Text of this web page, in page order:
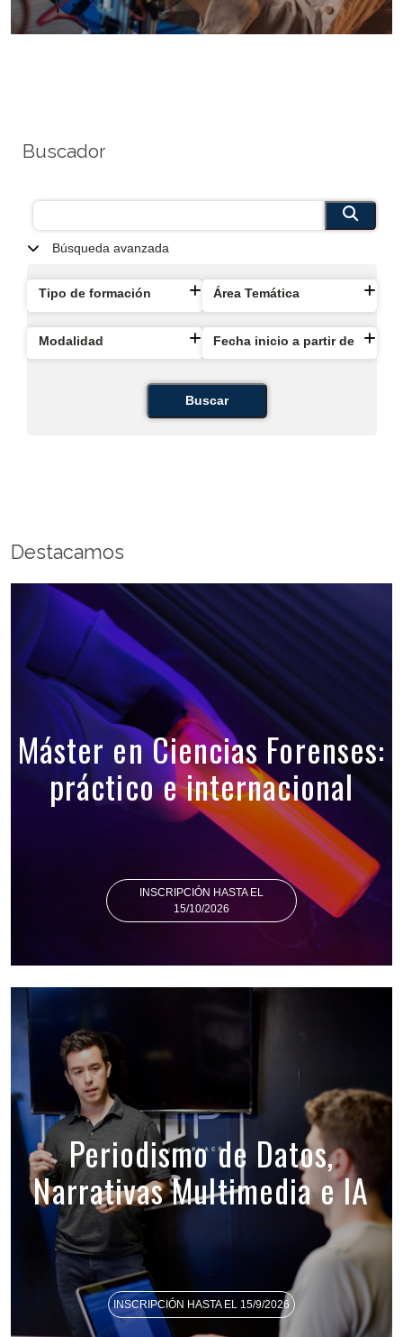
Buscador
Búsqueda avanzada
Tipo de formación Área Temática
Modalidad Fecha inicio a partir de
Buscar
Destacamos
Máster en Ciencias Forenses:
práctico e internacional
INSCRIPCIÓN HASTA EL
15/10/2026
Periodismo de Datos,
Narrativas Multimedia e IA
INSCRIPCIÓN HASTA EL 15/9/2026